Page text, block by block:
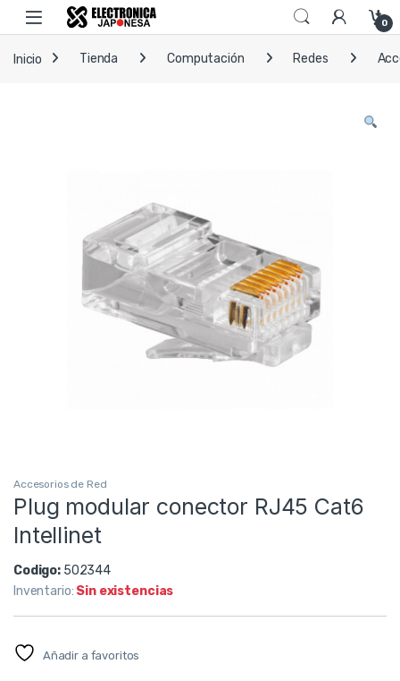
Skip to navigation
Skip to content
Open 0
Inicio Tienda Computación Redes
Accesorios de Red
Plug modular conector RJ45 Cat6
Intellinet
Codigo: 502344
Inventario: Sin existencias
Añadir a favoritos